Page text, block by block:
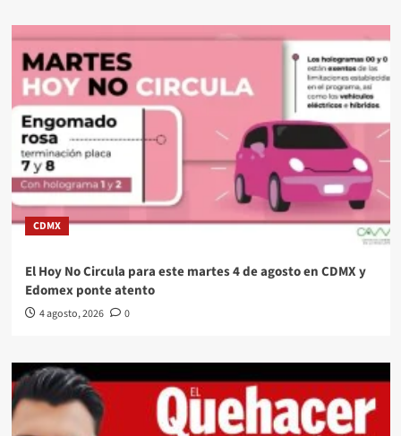
CDMX
El Hoy No Circula para este martes 4 de agosto en CDMX y
Edomex ponte atento
4 agosto, 2026 0